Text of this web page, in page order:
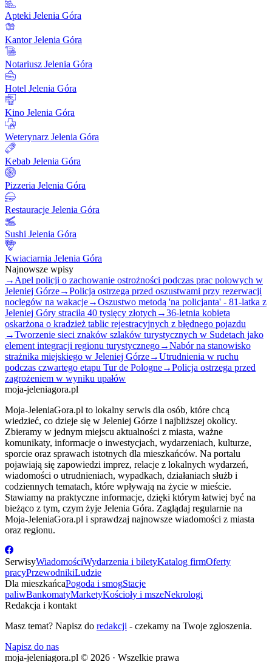
Apteki Jelenia Góra
Kantor Jelenia Góra
Notariusz Jelenia Góra
Hotel Jelenia Góra
Kino Jelenia Góra
Weterynarz Jelenia Góra
Kebab Jelenia Góra
Pizzeria Jelenia Góra
Restauracje Jelenia Góra
Sushi Jelenia Góra
Kwiaciarnia Jelenia Góra
Najnowsze wpisy
→ Apel policji o zachowanie ostrożności podczas prac polowych w
Jeleniej Górze→Policja ostrzega przed oszustwami przy rezerwacji
noclegów na wakacje→Oszustwo metodą 'na policjanta' - 81-latka z
Jeleniej Góry straciła 40 tysięcy złotych →36-letnia kobieta
oskarżona o kradzież tablic rejestracyjnych z błędnego pojazdu
→Tworzenie sieci znaków szlaków turystycznych w Sudetach jako
element integracji regionu turystycznego→Nabór na stanowisko
strażnika miejskiego w Jeleniej Górze→Utrudnienia w ruchu
podczas czwartego etapu Tur de Pologne→Policja ostrzega przed
zagrożeniem w wyniku upałów
moja-jeleniagora.pl
Moja-JeleniaGora.pl to lokalny serwis dla osób, które chcą
wiedzieć, co dzieje się w Jeleniej Górze i najbliższej okolicy.
Zbieramy w jednym miejscu aktualności z miasta, ważne
komunikaty, informacje o inwestycjach, wydarzeniach, kulturze,
sporcie oraz sprawach istotnych dla mieszkańców. Na portalu
pojawiają się zapowiedzi imprez, relacje z lokalnych wydarzeń,
wiadomości o utrudnieniach, wypadkach, działaniach służb i
codziennych tematach, które wpływają na życie w mieście.
Stawiamy na praktyczne informacje, dzięki którym łatwiej być na
bieżąco z tym, czym żyje Jelenia Góra. Zaglądaj regularnie na
Moja-JeleniaGora.pl i sprawdzaj najnowsze wiadomości z miasta
oraz regionu.
SerwisyWiadomościWydarzenia i biletyKatalog firmOferty
pracyPrzewodnikiLudzie
Dla mieszkańcaPogoda i smogStacje
paliwBankomatyMarketyKościoły i mszeNekrologi
Redakcja i kontakt
Masz temat? Napisz do redakcji - czekamy na Twoje zgłoszenia.
Napisz do nas
moja-jeleniagora.pl © 2026 · Wszelkie prawa